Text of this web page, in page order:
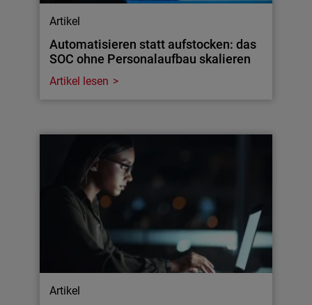
Artikel
Automatisieren statt aufstocken: das
SOC ohne Personalaufbau skalieren
Artikel lesen
Artikel